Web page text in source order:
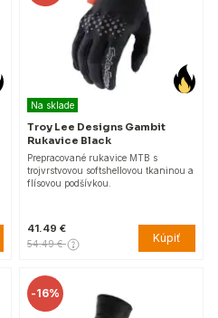
Na sklade
Troy Lee Designs Gambit
Rukavice Black
Prepracované rukavice MTB s
trojvrstvovou softshellovou tkaninou a
flísovou podšívkou.
41.49 €
54.49 € Kúpiť
-16%